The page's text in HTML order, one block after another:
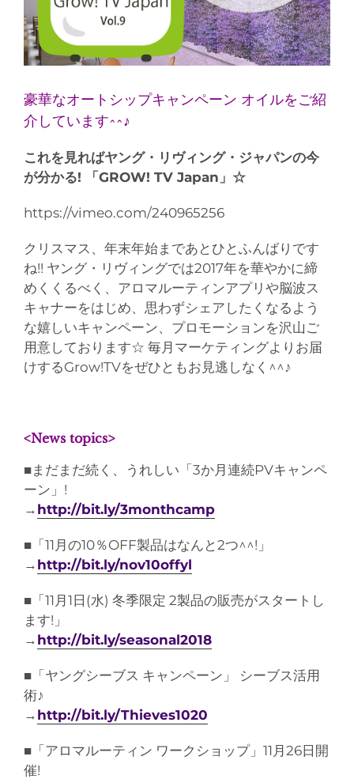
豪華なオートシップキャンペーン オイルをご紹
介しています^^♪
これを見ればヤング・リヴィング・ジャパンの今
が分かる! 「GROW! TV Japan」☆
https://vimeo.com/240965256
クリスマス、年末年始まであとひとふんばりです
ね!! ヤング・リヴィングでは2017年を華やかに締
めくくるべく、アロマルーティンアプリや脳波ス
キャナーをはじめ、思わずシェアしたくなるよう
な嬉しいキャンペーン、プロモーションを沢山ご
用意しております☆ 毎月マーケティングよりお届
けするGrow!TVをぜひともお見逃しなく^^♪
<News topics>
■まだまだ続く、うれしい「3か月連続PVキャンペ
ーン」!
→ http://bit.ly/3monthcamp
■「11月の10％OFF製品はなんと2つ^^!」
→ http://bit.ly/nov10offyl
■「11月1日(水) 冬季限定 2製品の販売がスタートし
ます!」
→ http://bit.ly/seasonal2018
■「ヤングシーブス キャンペーン」 シーブス活用
術♪
→ http://bit.ly/Thieves1020
■「アロマルーティン ワークショップ」11月26日開
催!